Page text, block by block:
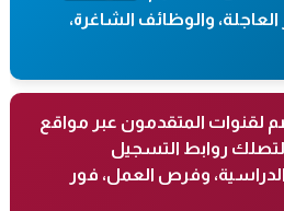
والوظائف الشاغرة،
لقنوات المتقدمون عبر مواقع
لتصلك روابط التسجيل
وفرص العمل، فور